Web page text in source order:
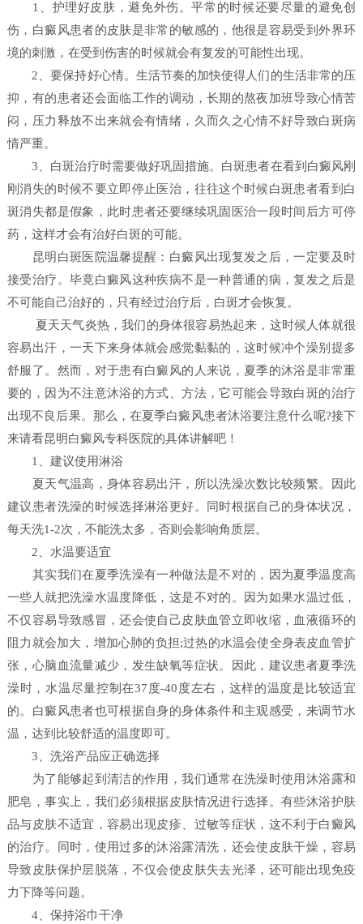
1、护理好皮肤，避免外伤。平常的时候还要尽量的避免创
伤，白癜风患者的皮肤是非常的敏感的，他很是容易受到外界环
境的刺激，在受到伤害的时候就会有复发的可能性出现。
2、要保持好心情。生活节奏的加快使得人们的生活非常的压
抑，有的患者还会面临工作的调动，长期的熬夜加班导致心情苦
闷，压力释放不出来就会有情绪，久而久之心情不好导致白斑病
情严重。
3、白斑治疗时需要做好巩固措施。白斑患者在看到白癜风刚
刚消失的时候不要立即停止医治，往往这个时候白斑患者看到白
斑消失都是假象，此时患者还要继续巩固医治一段时间后方可停
药，这样才会有治好白斑的可能。
昆明白斑医院温馨提醒：白癜风出现复发之后，一定要及时
接受治疗。毕竟白癜风这种疾病不是一种普通的病，复发之后是
不可能自己治好的，只有经过治疗后，白斑才会恢复。
夏天天气炎热，我们的身体很容易热起来，这时候人体就很
容易出汗，一天下来身体就会感觉黏黏的，这时候冲个澡别提多
舒服了。然而，对于患有白癜风的人来说，夏季的沐浴是非常重
要的，因为不注意沐浴的方式、方法，它可能会导致白斑的治疗
出现不良后果。那么，在夏季白癜风患者沐浴要注意什么呢?接下
来请看昆明白癜风专科医院的具体讲解吧！
1、建议使用淋浴
夏天气温高，身体容易出汗，所以洗澡次数比较频繁。因此
建议患者洗澡的时候选择淋浴更好。同时根据自己的身体状况，
每天洗1-2次，不能洗太多，否则会影响角质层。
2、水温要适宜
其实我们在夏季洗澡有一种做法是不对的，因为夏季温度高
一些人就把洗澡水温度降低，这是不对的。因为如果水温过低，
不仅容易导致感冒，还会使自己皮肤血管立即收缩，血液循环的
阻力就会加大，增加心肺的负担;过热的水温会使全身表皮血管扩
张，心脑血流量减少，发生缺氧等症状。因此，建议患者夏季洗
澡时，水温尽量控制在37度-40度左右，这样的温度是比较适宜
的。白癜风患者也可根据自身的身体条件和主观感受，来调节水
温，达到比较舒适的温度即可。
3、洗浴产品应正确选择
为了能够起到清洁的作用，我们通常在洗澡时使用沐浴露和
肥皂，事实上，我们必须根据皮肤情况进行选择。有些沐浴护肤
品与皮肤不适宜，容易出现皮疹、过敏等症状，这不利于白癜风
的治疗。同时，使用过多的沐浴露清洗，还会使皮肤干燥，容易
导致皮肤保护层脱落，不仅会使皮肤失去光泽，还可能出现免疫
力下降等问题。
4、保持浴巾干净